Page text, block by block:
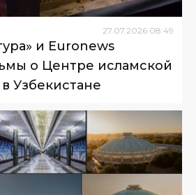
27.07.2026 08:49
и Euronews
о Центре исламской
Узбекистане